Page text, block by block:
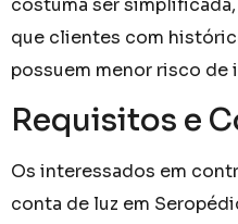
costuma ser
que clientes com
possuem menor risco de
Requisitos e
Os interessados em
conta de luz em